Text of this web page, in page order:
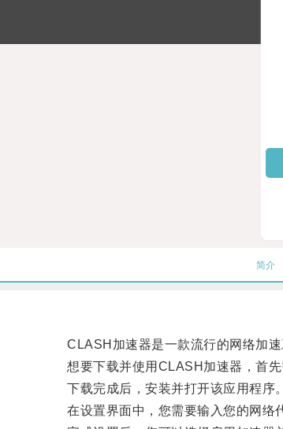
简介
CLASH加速器是一款流行的网络加速
想要下载并使用CLASH加速器，首先
下载完成后，安装并打开该应用程序。
在设置界面中，您需要输入您的网络